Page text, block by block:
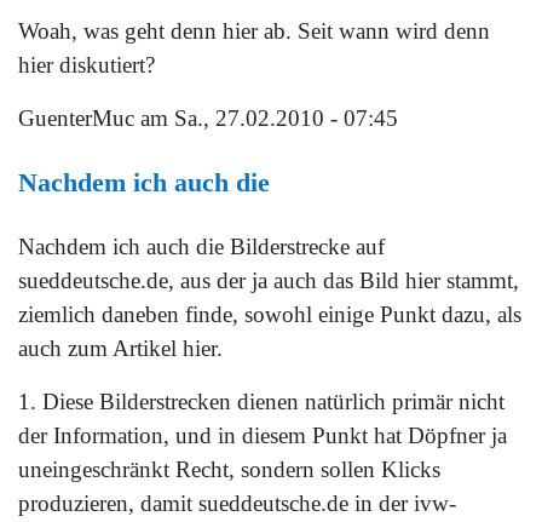
Woah, was geht denn hier ab. Seit wann wird denn
hier diskutiert?
GuenterMuc am Sa., 27.02.2010 - 07:45
Nachdem ich auch die
Nachdem ich auch die Bilderstrecke auf
sueddeutsche.de, aus der ja auch das Bild hier stammt,
ziemlich daneben finde, sowohl einige Punkt dazu, als
auch zum Artikel hier.
1. Diese Bilderstrecken dienen natürlich primär nicht
der Information, und in diesem Punkt hat Döpfner ja
uneingeschränkt Recht, sondern sollen Klicks
produzieren, damit sueddeutsche.de in der ivw-